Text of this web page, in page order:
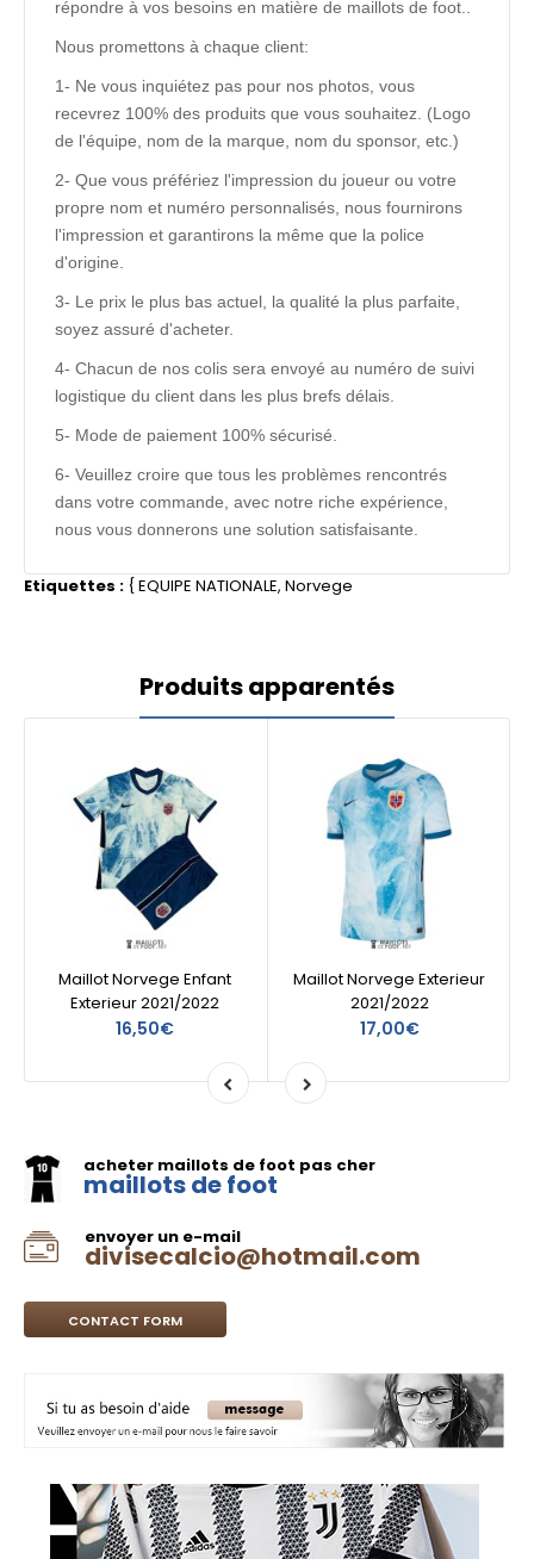
répondre à vos besoins en matière de maillots de foot..
Nous promettons à chaque client:
1- Ne vous inquiétez pas pour nos photos, vous
recevrez 100% des produits que vous souhaitez. (Logo
de l'équipe, nom de la marque, nom du sponsor, etc.)
2- Que vous préfériez l'impression du joueur ou votre
propre nom et numéro personnalisés, nous fournirons
l'impression et garantirons la même que la police
d'origine.
3- Le prix le plus bas actuel, la qualité la plus parfaite,
soyez assuré d'acheter.
4- Chacun de nos colis sera envoyé au numéro de suivi
logistique du client dans les plus brefs délais.
5- Mode de paiement 100% sécurisé.
6- Veuillez croire que tous les problèmes rencontrés
dans votre commande, avec notre riche expérience,
nous vous donnerons une solution satisfaisante.
Etiquettes : {EQUIPE NATIONALE, Norvege
Produits apparentés
Maillot Norvege Enfant
Exterieur 2021/2022
16,50€
Maillot Norvege Exterieur
2021/2022
17,00€
acheter maillots de foot pas cher
maillots de foot
envoyer un e-mail
divisecalcio@hotmail.com
CONTACT FORM